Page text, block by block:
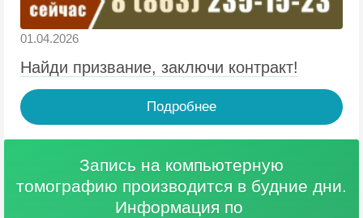
01.04.2026
Найди призвание, заключи контракт!
Подробнее
Запись на компьютерную
томографию производится в будние дни.
Информация по